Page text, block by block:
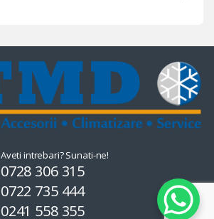
Aveti intrebari? Sunati-ne!
0728 306 315
0722 735 444
0241 558 355